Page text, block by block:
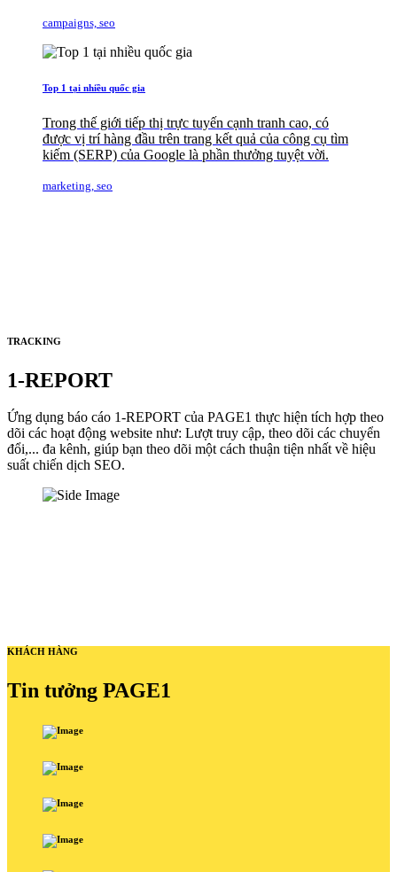
campaigns, seo
Top 1 tại nhiều quốc gia
Trong thế giới tiếp thị trực tuyến cạnh tranh cao, có
được vị trí hàng đầu trên trang kết quả của công cụ tìm
kiếm (SERP) của Google là phần thưởng tuyệt vời.
marketing, seo
TRACKING
1-REPORT
Ứng dụng báo cáo 1-REPORT của PAGE1 thực hiện tích hợp theo
dõi các hoạt động website như: Lượt truy cập, theo dõi các chuyển
đổi,... đa kênh, giúp bạn theo dõi một cách thuận tiện nhất về hiệu
suất chiến dịch SEO.
KHÁCH HÀNG
Tin tưởng PAGE1